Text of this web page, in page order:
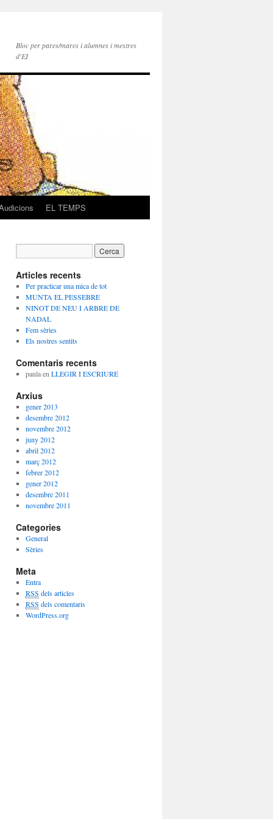
Bloc per pares/mares i alumnes i mestres
d'EI
EL TEMPS
Articles recents
Per practicar una mica de tot
MUNTA EL PESSEBRE
NINOT DE NEU I ARBRE DE
NADAL
Fem sèries
Els nostres sentits
Comentaris recents
paulaen LLEGIR I ESCRIURE
Arxius
gener 2013
desembre 2012
novembre 2012
juny 2012
abril 2012
març 2012
febrer 2012
gener 2012
desembre 2011
novembre 2011
Categories
General
Sèries
Meta
Entra
RSS dels articles
RSS dels comentaris
WordPress.org